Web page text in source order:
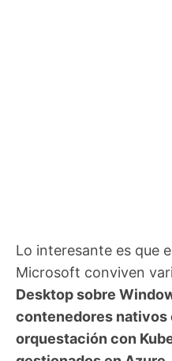
Lo interesante es que
Microsoft conviven
Desktop sobre
contenedores nativos
orquestación con